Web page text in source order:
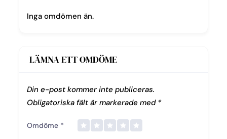
Inga omdömen än.
LÄMNA ETT OMDÖME
Din e-post kommer inte publiceras.
Obligatoriska fält är markerade med *
Omdöme *